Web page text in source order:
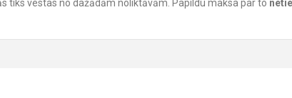
tiks vestas no dažādām noliktāvām. Papildu maksa par to